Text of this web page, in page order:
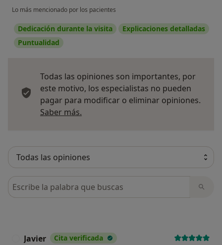
Lo más mencionado por los pacientes
Dedicación durante la visita
Explicaciones detalladas
Puntualidad
Todas las opiniones son importantes, por
este motivo, los especialistas no pueden
pagar para modificar o eliminar opiniones.
Saber más.
Busca en opiniones
Javier Cita verificada